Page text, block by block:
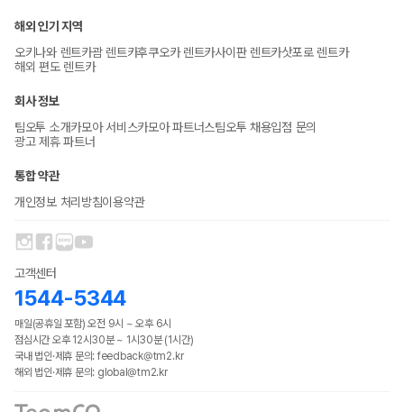
해외 인기 지역
오키나와 렌트카괌 렌트카후쿠오카 렌트카사이판 렌트카삿포로 렌트카
해외 편도 렌트카
회사 정보
팀오투 소개카모아 서비스카모아 파트너스팀오투 채용입점 문의
광고 제휴 파트너
통합 약관
개인정보 처리방침이용약관
고객센터
1544-5344
매일(공휴일 포함) 오전 9시 ~ 오후 6시
점심시간 오후 12시30분 ~ 1시30분 (1시간)
국내 법인·제휴 문의: feedback@tm2.kr
해외 법인·제휴 문의: global@tm2.kr